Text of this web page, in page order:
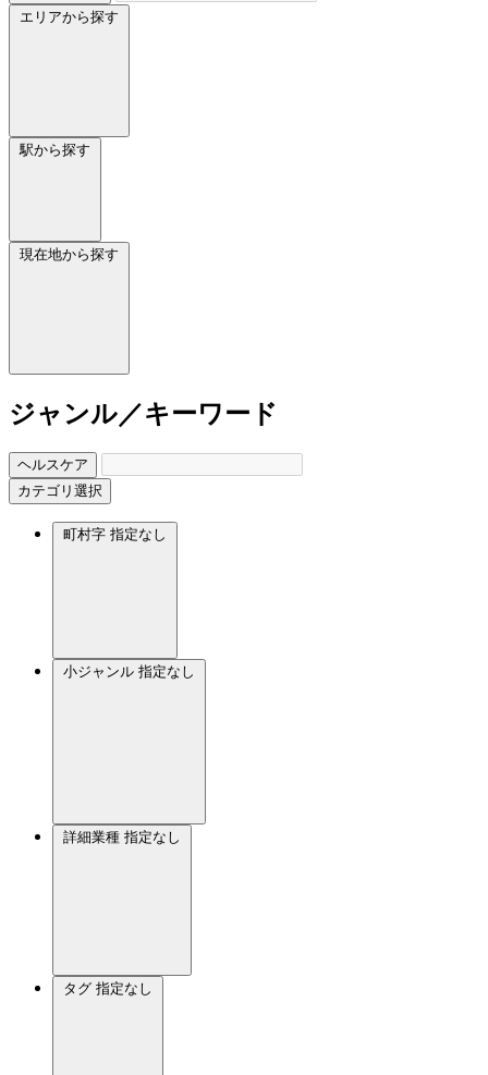
エリアから探す
駅から探す
現在地から探す
ジャンル／キーワード
ヘルスケア
カテゴリ選択
町村字 指定なし
小ジャンル 指定なし
詳細業種 指定なし
タグ 指定なし